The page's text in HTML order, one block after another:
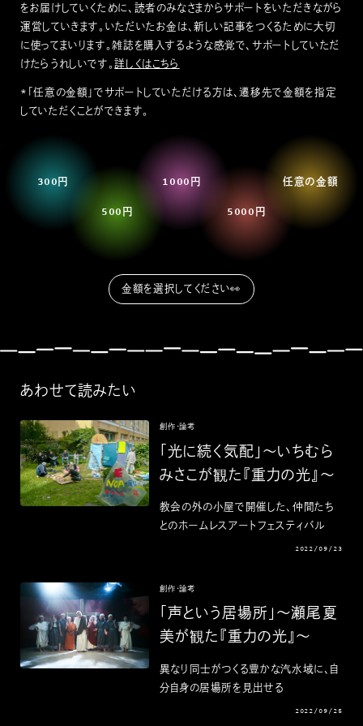
をお届けしていくために、読者のみなさまからサポートをいただきながら
運営していきます。いただいたお金は、新しい記事をつくるために大切
に使ってまいります。雑誌を購入するような感覚で、サポートしていただ
けたらうれしいです。詳しくはこちら
*「任意の金額」でサポートしていただける方は、遷移先で金額を指定
していただくことができます。
300円
500円
1000円
5000円
任意の金額
あわせて読みたい
創作・論考
「光に続く気配」〜いちむら
みさこが観た『重力の光』〜
教会の外の小屋で開催した、仲間たち
とのホームレスアートフェスティバル
2022/09/23
創作・論考
「声という居場所」〜瀬尾夏
美が観た『重力の光』〜
異なり同士がつくる豊かな汽水域に、自
分自身の居場所を見出せる
2022/09/25